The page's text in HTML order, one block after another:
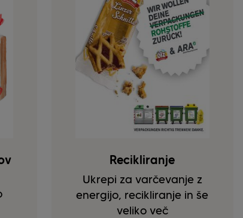
Recikliranje
Ukrepi za varčevanje z
energijo, recikliranje in še
veliko več